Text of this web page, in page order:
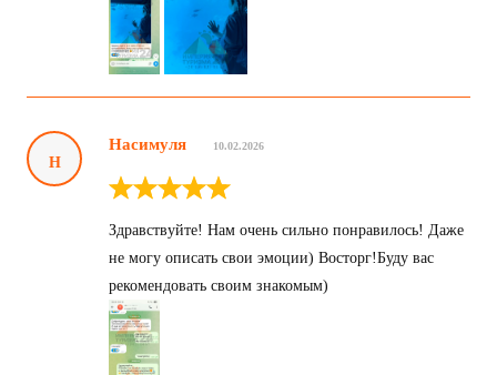
Н
Насимуля 10.02.2026
Здравствуйте! Нам очень сильно понравилось! Даже
не могу описать свои эмоции) Восторг!Буду вас
рекомендовать своим знакомым)